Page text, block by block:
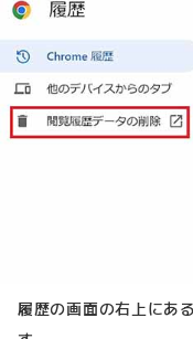
履歴の画面の右上にあ